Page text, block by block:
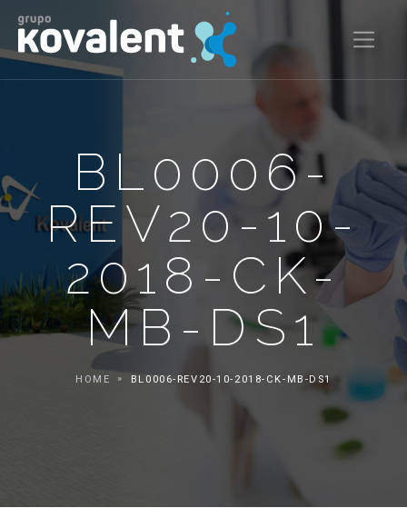
BL0006-
REV20-10-
2018-CK-
MB-DS1
HOME BL0006-REV20-10-2018-CK-MB-DS1